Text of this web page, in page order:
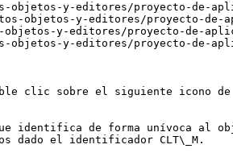
objetos-y-editores/proyecto-de-
objetos-y-editores/proyecto-de-
y-editores/proyecto-de-
objetos-y-editores/proyecto-de-
clic sobre el siguiente icono
identifica de forma unívoca al
dado el identificador CLT\_M.